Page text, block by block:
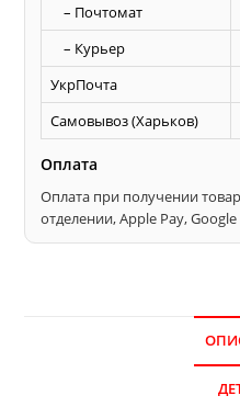
– Почтомат
– Курьер
УкрПочта
Самовывоз (Харьков)
Оплата
Оплата при получении
отделении, Apple Pay,